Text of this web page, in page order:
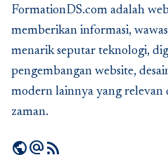
FormationDS.com adalah
memberikan informasi,
menarik seputar teknologi,
pengembangan website,
modern lainnya yang relevan
zaman.
publicalternate_emailrss_feed